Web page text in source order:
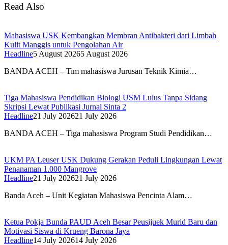
Read Also
Mahasiswa USK Kembangkan Membran Antibakteri dari Limbah
Kulit Manggis untuk Pengolahan Air
Headline5 August 20265 August 2026
BANDA ACEH – Tim mahasiswa Jurusan Teknik Kimia…
Tiga Mahasiswa Pendidikan Biologi USM Lulus Tanpa Sidang
Skripsi Lewat Publikasi Jurnal Sinta 2
Headline21 July 202621 July 2026
BANDA ACEH – Tiga mahasiswa Program Studi Pendidikan…
UKM PA Leuser USK Dukung Gerakan Peduli Lingkungan Lewat
Penanaman 1.000 Mangrove
Headline21 July 202621 July 2026
Banda Aceh – Unit Kegiatan Mahasiswa Pencinta Alam…
Ketua Pokja Bunda PAUD Aceh Besar Peusijuek Murid Baru dan
Motivasi Siswa di Krueng Barona Jaya
Headline14 July 202614 July 2026